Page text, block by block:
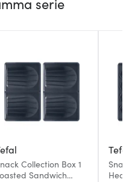
Collection Box 1
Sandwich
Tefal